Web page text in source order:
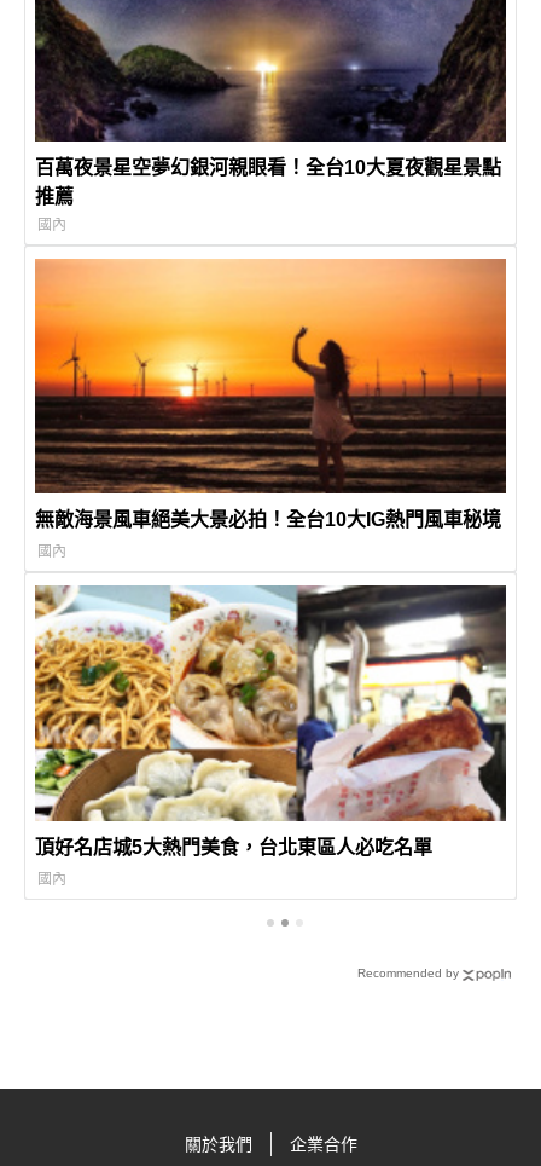
百萬夜景星空夢幻銀河親眼看！全台10大夏夜觀星景點
推薦
國內
無敵海景風車絕美大景必拍！全台10大IG熱門風車秘境
國內
頂好名店城5大熱門美食，台北東區人必吃名單
國內
Recommended by
關於我們 企業合作